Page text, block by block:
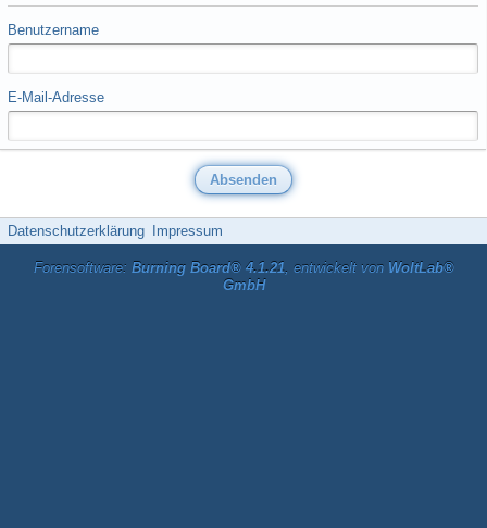
Benutzername
E-Mail-Adresse
Datenschutzerklärung Impressum
Forensoftware: Burning Board® 4.1.21, entwickelt von WoltLab®
GmbH